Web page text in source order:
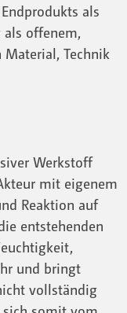
als
als offenem,
Technik
Werkstoff
mit eigenem
Reaktion auf
entstehenden
und bringt
vollständig